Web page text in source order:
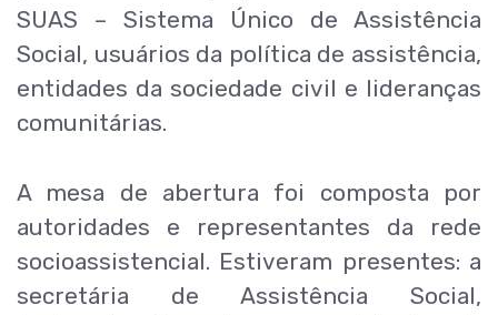
SUAS – Sistema Único de Assistência
Social, usuários da política de assistência,
entidades da sociedade civil e lideranças
comunitárias.
A mesa de abertura foi composta por
autoridades e representantes da rede
socioassistencial. Estiveram presentes: a
secretária de Assistência Social,